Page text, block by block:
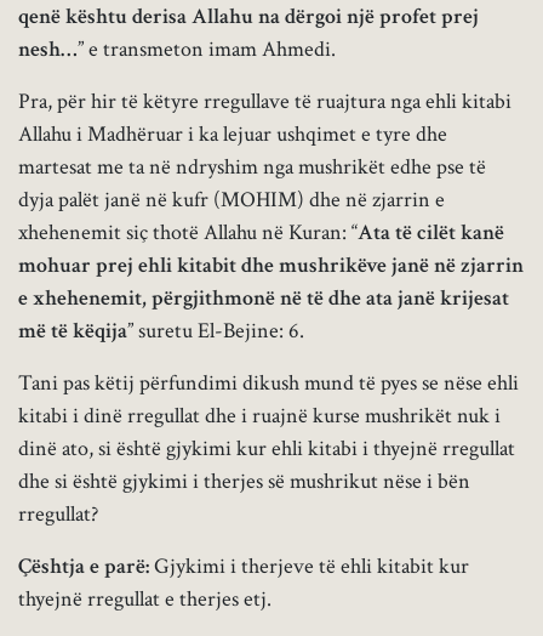
qenë kështu derisa Allahu na dërgoi një profet prej
nesh…” e transmeton imam Ahmedi.
Pra, për hir të këtyre rregullave të ruajtura nga ehli kitabi
Allahu i Madhëruar i ka lejuar ushqimet e tyre dhe
martesat me ta në ndryshim nga mushrikët edhe pse të
dyja palët janë në kufr (MOHIM) dhe në zjarrin e
xhehenemit siç thotë Allahu në Kuran: “Ata të cilët kanë
mohuar prej ehli kitabit dhe mushrikëve janë në zjarrin
e xhehenemit, përgjithmonë në të dhe ata janë krijesat
më të këqija” suretu El-Bejine: 6.
Tani pas këtij përfundimi dikush mund të pyes se nëse ehli
kitabi i dinë rregullat dhe i ruajnë kurse mushrikët nuk i
dinë ato, si është gjykimi kur ehli kitabi i thyejnë rregullat
dhe si është gjykimi i therjes së mushrikut nëse i bën
rregullat?
Çështja e parë:Gjykimi i therjeve të ehli kitabit kur
thyejnë rregullat e therjes etj.